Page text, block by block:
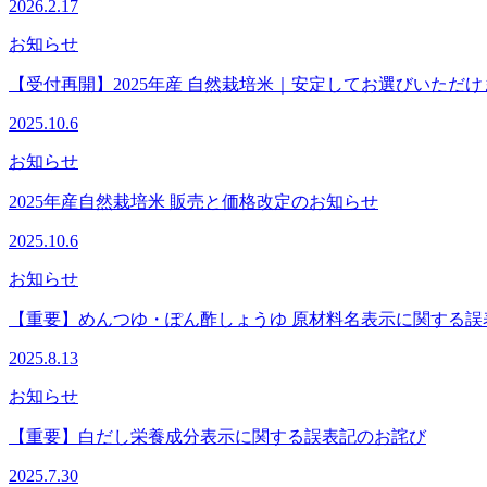
2026.2.17
お知らせ
【受付再開】2025年産 自然栽培米｜安定してお選びいただけ
2025.10.6
お知らせ
2025年産自然栽培米 販売と価格改定のお知らせ
2025.10.6
お知らせ
【重要】めんつゆ・ぽん酢しょうゆ 原材料名表示に関する
2025.8.13
お知らせ
【重要】白だし栄養成分表示に関する誤表記のお詫び
2025.7.30